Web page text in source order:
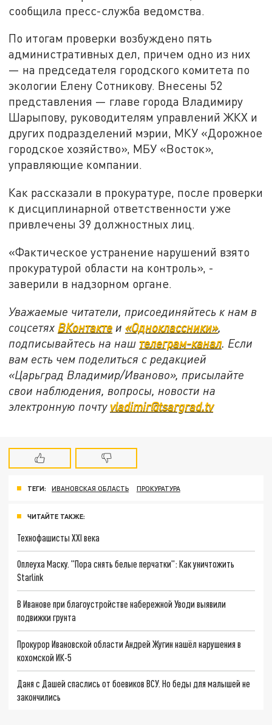
сообщила пресс-служба ведомства.
По итогам проверки возбуждено пять
административных дел, причем одно из них
— на председателя городского комитета по
экологии Елену Сотникову. Внесены 52
представления — главе города Владимиру
Шарыпову, руководителям управлений ЖКХ и
других подразделений мэрии, МКУ «Дорожное
городское хозяйство», МБУ «Восток»,
управляющие компании.
Как рассказали в прокуратуре, после проверки
к дисциплинарной ответственности уже
привлечены 39 должностных лиц.
«Фактическое устранение нарушений взято
прокуратурой области на контроль», -
заверили в надзорном органе.
Уважаемые читатели, присоединяйтесь к нам в
соцсетях ВКонтакте и«Одноклассники»,
подписывайтесь на наш телеграм-канал. Если
вам есть чем поделиться с редакцией
«Царьград Владимир/Иваново», присылайте
свои наблюдения, вопросы, новости на
электронную почту vladimir@tsargrad.tv
ТЕГИ: ИВАНОВСКАЯ ОБЛАСТЬ ПРОКУРАТУРА
ЧИТАЙТЕ ТАКЖЕ:
Технофашисты XXI века
Оплеуха Маску. "Пора снять белые перчатки": Как уничтожить
Starlink
В Иванове при благоустройстве набережной Уводи выявили
подвижки грунта
Прокурор Ивановской области Андрей Жугин нашёл нарушения в
кохомской ИК-5
Даня с Дашей спаслись от боевиков ВСУ. Но беды для малышей не
закончились